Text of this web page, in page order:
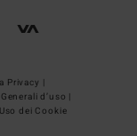
Privacy |
d’uso |
Uso dei Cookie